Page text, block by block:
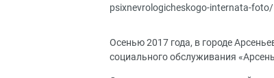
psixnevrologicheskogo-internata-foto/
Осенью 2017 года, в городе
социального обслуживания